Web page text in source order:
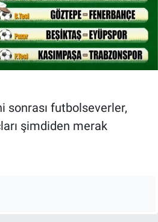
sonrası futbolseverler,
şimdiden merak